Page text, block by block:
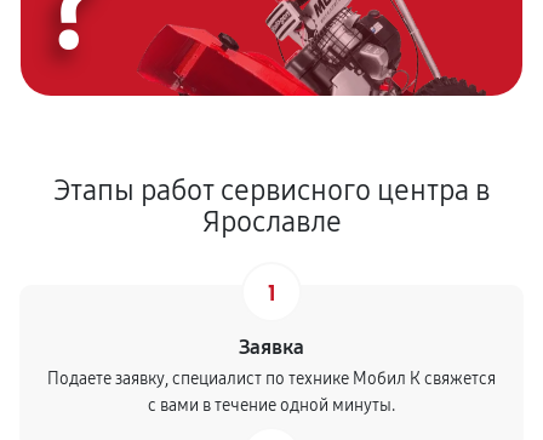
Этапы работ сервисного центра в
Ярославле
1
Заявка
Подаете заявку, специалист по технике Мобил К свяжется
с вами в течение одной минуты.